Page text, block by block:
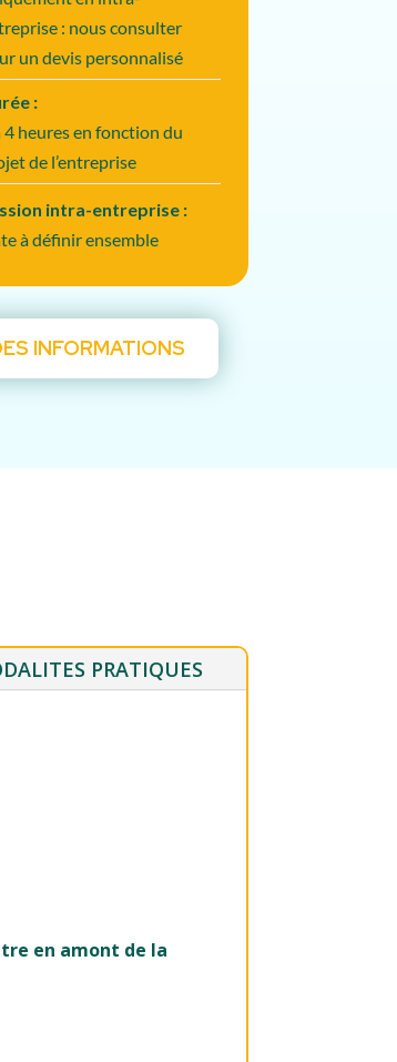
: nous consulter
un devis personnalisé
:
4 heures en fonction du
de l’entreprise
intra-entreprise :
à définir ensemble
INFORMATIONS
PRATIQUES
en amont de la